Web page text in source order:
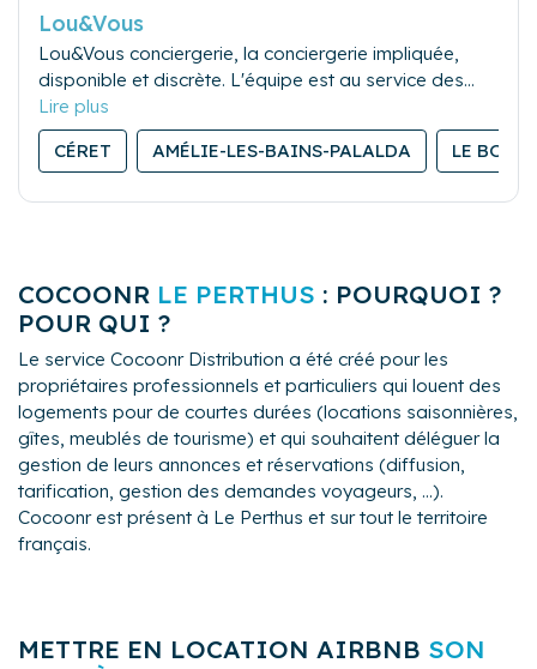
Lou&Vous
Lou&Vous conciergerie, la conciergerie impliquée,
disponible et discrète. L'équipe est au service des
clients, c'est l'objet même de notre existence. Avec
Lou&Vous Conciergerie, c'est l'assurance d'une
prestation de qualité, des locataires heureux et
CÉRET AMÉLIE-LES-BAINS-PALALDA LE
COCOONR LE PERTHUS : POURQUOI ?
POUR QUI ?
Le service Cocoonr Distribution a été créé pour les
propriétaires professionnels et particuliers qui louent des
logements pour de courtes durées (locations saisonnières,
gîtes, meublés de tourisme) et qui souhaitent déléguer la
gestion de leurs annonces et réservations (diffusion,
tarification, gestion des demandes voyageurs, ...).
Cocoonr est présent à Le Perthus et sur tout le territoire
français.
METTRE EN LOCATION AIRBNB SON